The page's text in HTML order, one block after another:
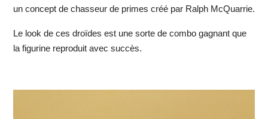
un concept de chasseur de primes créé par Ralph McQuarrie.
Le look de ces droïdes est une sorte de combo gagnant que
la figurine reproduit avec succès.